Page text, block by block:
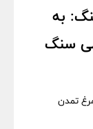
به
سنگ
تمدن